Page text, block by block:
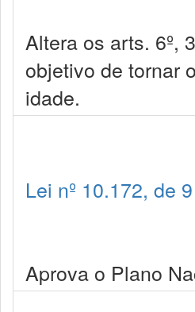
Altera os arts. 6º,
objetivo de tornar
idade.
Lei nº 10.172, de
Aprova o Plano